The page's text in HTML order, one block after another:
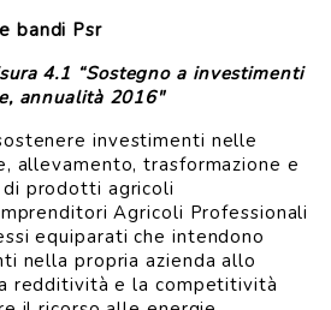
bandi Psr
4.1 “Sostegno a investimenti
annualità 2016"
investimenti nelle
allevamento, trasformazione e
di prodotti agricoli
Agricoli Professionali
equiparati che intendono
nella propria azienda allo
redditività e la competitività